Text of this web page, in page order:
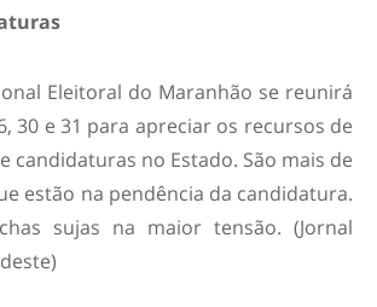
Eleitoral do Maranhão se reunirá
30 e 31 para apreciar os recursos de
candidaturas no Estado. São mais de
estão na pendência da candidatura.
sujas na maior tensão. (Jornal